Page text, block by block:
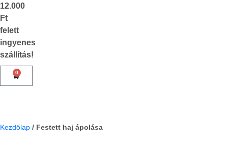
12.000
Ft
felett
ingyenes
szállítás!
0
Kezdőlap / Festett haj ápolása